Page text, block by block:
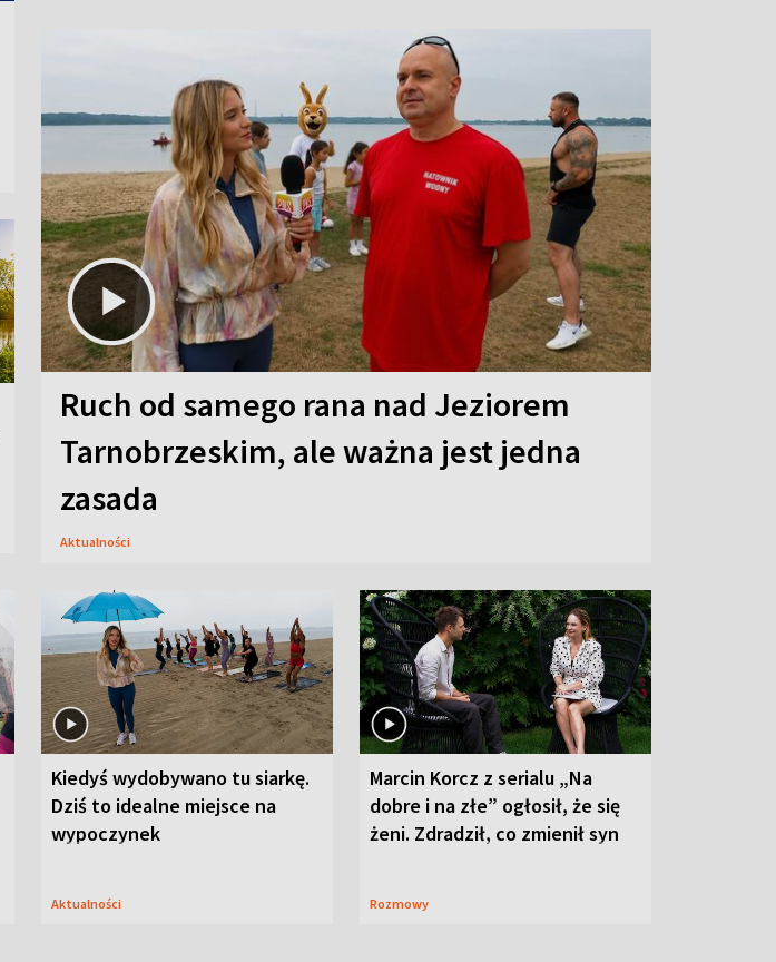
Ruch od samego rana nad Jeziorem
Tarnobrzeskim, ale ważna jest jedna
zasada
Aktualności
Kiedyś wydobywano tu siarkę.
Dziś to idealne miejsce na
wypoczynek
Aktualności
Marcin Korcz z serialu „Na
dobre i na złe” ogłosił, że się
żeni. Zdradził, co zmienił syn
Rozmowy